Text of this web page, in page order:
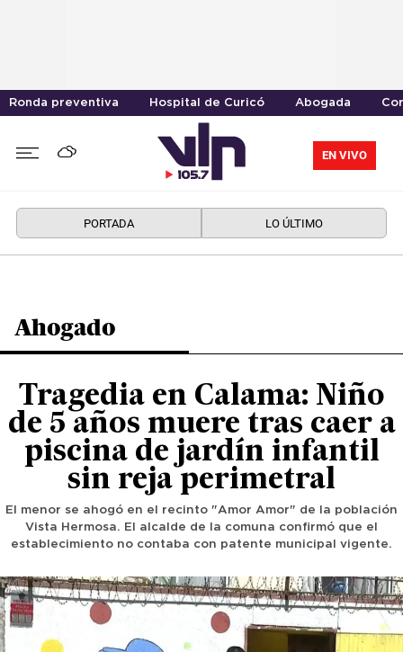
Ronda preventiva Hospital de Curicó Abogada
EN VIVO
PORTADA LO ÚLTIMO
Ahogado
Tragedia en Calama: Niño
de 5 años muere tras caer a
piscina de jardín infantil
sin reja perimetral
El menor se ahogó en el recinto "Amor Amor" de la población
Vista Hermosa. El alcalde de la comuna confirmó que el
establecimiento no contaba con patente municipal vigente.